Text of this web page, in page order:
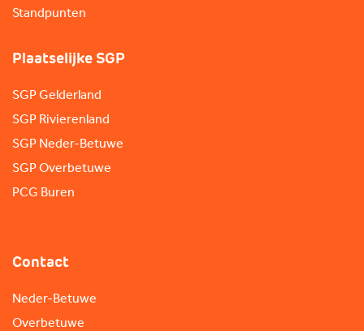
Standpunten
Plaatselijke SGP
SGP Gelderland
SGP Rivierenland
SGP Neder-Betuwe
SGP Overbetuwe
PCG Buren
Contact
Neder-Betuwe
Overbetuwe